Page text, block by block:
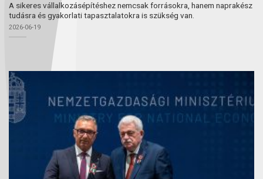
A sikeres vállalkozásépítéshez nemcsak forrásokra, hanem naprakész
tudásra és gyakorlati tapasztalatokra is szükség van.
2026-06-19